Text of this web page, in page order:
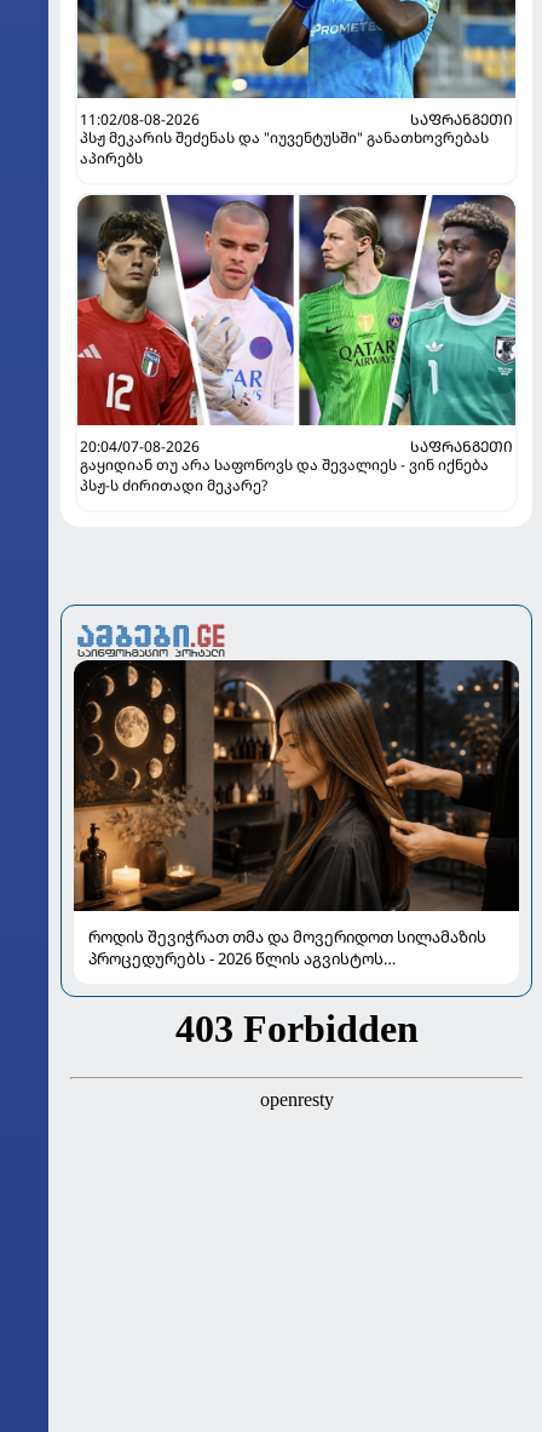
11:02/08-08-2026
ᲡᲐᲤᲠᲐᲜᲒᲔᲗᲘ
პსჟ მეკარის შეძენას და "იუვენტუსში" განათხოვრებას
აპირებს
20:04/07-08-2026
ᲡᲐᲤᲠᲐᲜᲒᲔᲗᲘ
გაყიდიან თუ არა საფონოვს და შევალიეს - ვინ იქნება
პსჟ-ს ძირითადი მეკარე?
როდის შევიჭრათ თმა და მოვერიდოთ სილამაზის
პროცედურებს - 2026 წლის აგვისტოს